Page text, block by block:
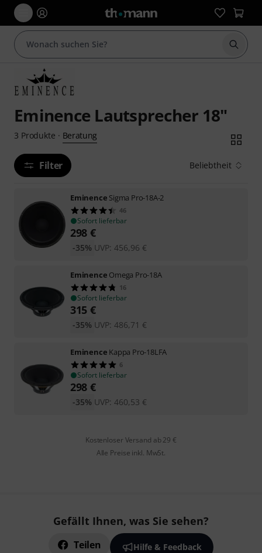
Suche
Eminence Lautsprecher 18"
3 Produkte · Beratung
Filter Beliebtheit
Eminence Sigma Pro-18A-2
46
Sofort lieferbar
298 €
UVP: 456,96 €
-35%
Eminence Omega Pro-18A
16
Sofort lieferbar
315 €
UVP: 486,71 €
-35%
Eminence Kappa Pro-18LFA
6
Sofort lieferbar
298 €
UVP: 460,53 €
-35%
Kostenloser Versand ab 29 €
Alle Preise inkl. MwSt.
Gefällt Ihnen, was Sie sehen?
Teilen Hilfe & Feedback